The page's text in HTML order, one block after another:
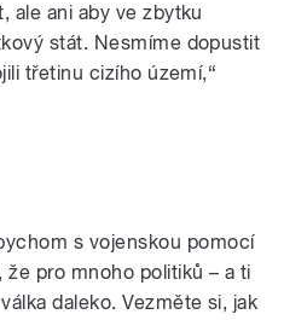
ale ani aby ve zbytku
stát. Nesmíme dopustit
třetinu cizího území,“
s vojenskou pomocí
že pro mnoho politiků – a ti
daleko. Vezměte si, jak